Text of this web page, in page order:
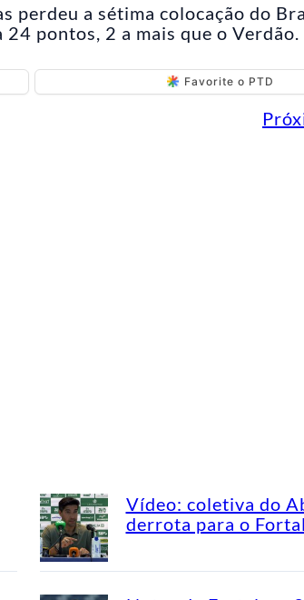
perdeu a sétima colocação do
pontos, 2 a mais que o Verdão.
Favorite o PTD
Vídeo: coletiva do
derrota para o